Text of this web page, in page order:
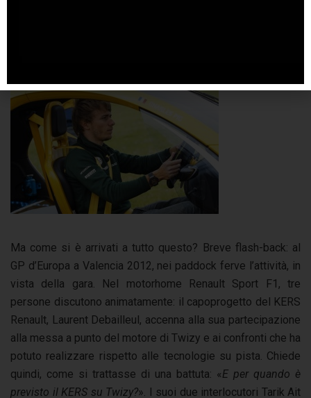
Ma come si è arrivati a tutto questo? Breve flash-back: al
GP d’Europa a Valencia 2012, nei paddock ferve l’attività, in
vista della gara. Nel motorhome Renault Sport F1, tre
persone discutono animatamente: il capoprogetto del KERS
Renault, Laurent Debailleul, accenna alla sua partecipazione
alla messa a punto del motore di Twizy e ai confronti che ha
potuto realizzare rispetto alle tecnologie su pista. Chiede
quindi, come si trattasse di una battuta: «E per quando è
previsto il KERS su Twizy?». I suoi due interlocutori Tarik Ait